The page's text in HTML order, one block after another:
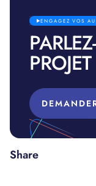
ENGAGEZ VOS
PROJET
Share